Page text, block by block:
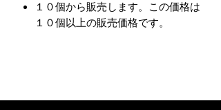
１０個から販売します。この価格は
１０個以上の販売価格です。